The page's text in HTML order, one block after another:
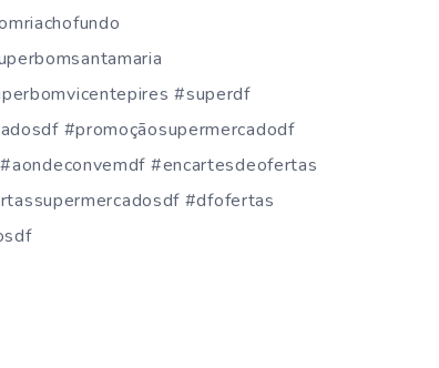
#superdf
#promoçãosupermercadodf
#encartesdeofertas
#dfofertas